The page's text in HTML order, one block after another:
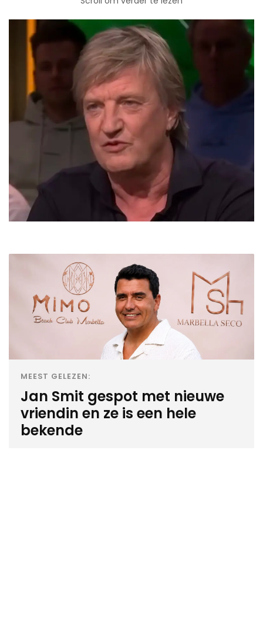
MEEST GELEZEN:
Jan Smit gespot met nieuwe
vriendin en ze is een hele
bekende